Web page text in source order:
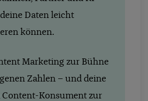
Daten leicht
können.
Marketing zur Bühne
Zahlen – und deine
Content-Konsument zur